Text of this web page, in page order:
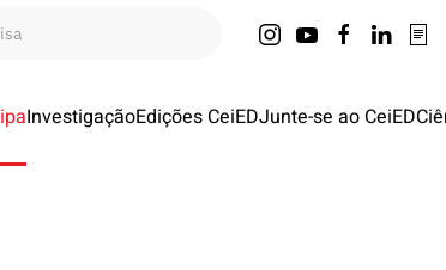
InvestigaçãoEdições CeiEDJunte-se ao CeiED